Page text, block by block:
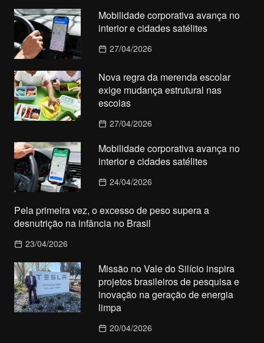
Mobilidade corporativa avança no
interior e cidades satélites
27/04/2026
Nova regra da merenda escolar
exige mudança estrutural nas
escolas
27/04/2026
Mobilidade corporativa avança no
interior e cidades satélites
24/04/2026
Pela primeira vez, o excesso de peso supera a
desnutrição na infância no Brasil
23/04/2026
Missão no Vale do Silício inspira
projetos brasileiros de pesquisa e
inovação na geração de energia
limpa
20/04/2026